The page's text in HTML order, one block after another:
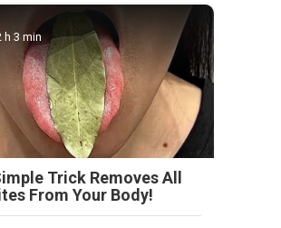
h 3 min
Trick Removes All
From Your Body!